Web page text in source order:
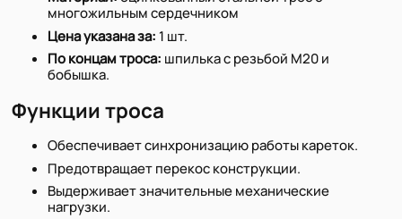
многожильным сердечником
Цена указана за: 1 шт.
По концам троса: шпилька с резьбой М20 и
бобышка.
Функции троса
Обеспечивает синхронизацию работы кареток.
Предотвращает перекос конструкции.
Выдерживает значительные механические
нагрузки.